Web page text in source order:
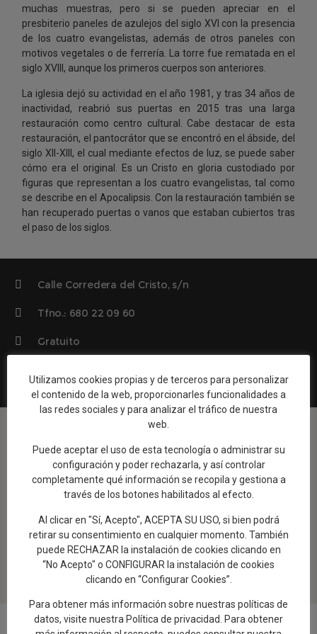
muchas muestras, pero si se pueden apreciar en el
presbiterio paneles de azulejos del siglo XVI con la presencia
de los cuatro evangelistas, además de otros paneles con
motivos vegetales o de ferrería. La torre fue rematada en el
siglo XVIII, aunque los primeros cuerpos son anteriores.
La iglesia dejó su actividad en el año 1981, y tras 34 años de
inactividad, reabrió sus puertas en 2015 tras una larga
restauración como centro cultural. Cabe destacar de esta
restauración, el pantocrátor que se encontró en el ábside, del
siglo XII-XIII, el cual mediante efectos de luz, se puede saber
cómo era el original. Es un Cristo en gloria custodiado por
figuras que representan a los cuatro evangelistas, tal como
se describe en el Apocalipsis. Con la restauración también se
han recuperado puertas o vanos que estaban cubiertos tras
el paso de los siglos.
Calle Corredera del Cristo, s/n
Tfno.: 680 22 09 60
Gratuito
Domingos y festivos: Cerrado.
Ver ubicación en Google
Utilizamos cookies propias y de terceros para personalizar
el contenido de la web, proporcionarles funcionalidades a
las redes sociales y para analizar el tráfico de nuestra
web.
Puede aceptar el uso de esta tecnología o administrar su
configuración y poder rechazarla, y así controlar
completamente qué información se recopila y gestiona a
través de los botones habilitados al efecto.
Al clicar en "Sí, Acepto", ACEPTA SU USO, si bien podrá
retirar su consentimiento en cualquier momento. También
puede RECHAZAR la instalación de cookies clicando en
“No Acepto" o CONFIGURAR la instalación de cookies
clicando en “Configurar Cookies”.
Para obtener más información sobre nuestras políticas de
datos, visite nuestra Política de privacidad. Para obtener